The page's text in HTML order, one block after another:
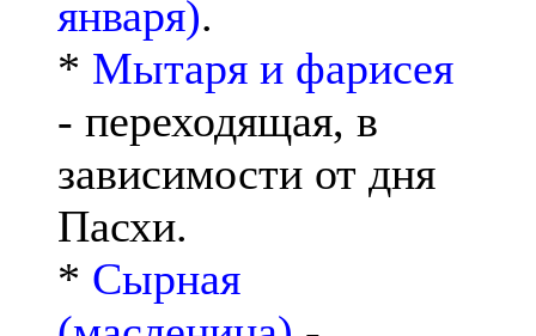
января).
* Мытаря и фарисея
- переходящая, в
зависимости от дня
Пасхи.
* Сырная